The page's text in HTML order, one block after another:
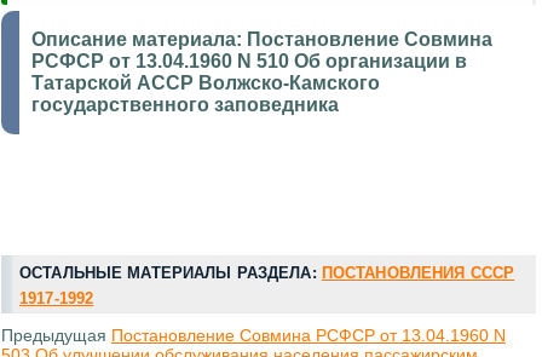
Описание материала: Постановление Совмина
РСФСР от 13.04.1960 N 510 Об организации в
Татарской АССР Волжско-Камского
государственного заповедника
ОСТАЛЬНЫЕ МАТЕРИАЛЫ РАЗДЕЛА: ПОСТАНОВЛЕНИЯ СССР
1917-1992
Предыдущая Постановление Совмина РСФСР от 13.04.1960 N